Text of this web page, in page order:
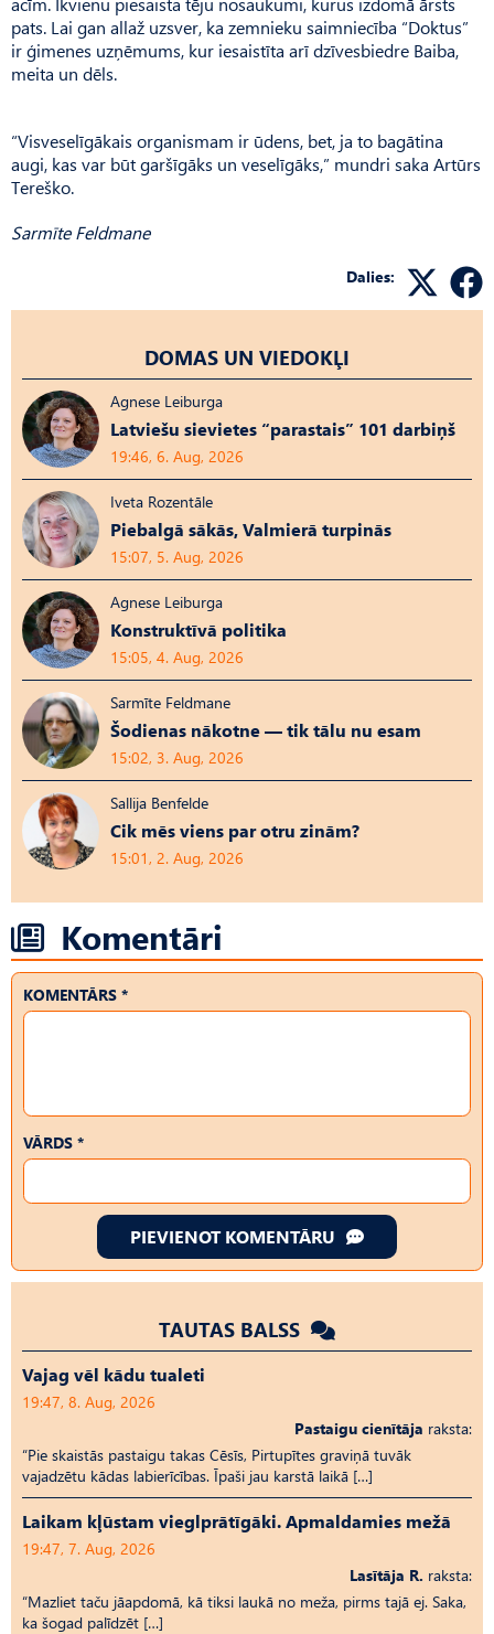
pats. Lai gan allaž uzsver, ka zemnieku saimniecība “Doktus”
ir ģimenes uzņēmums, kur iesaistīta arī dzīvesbiedre Baiba,
meita un dēls.
“Visveselīgākais organismam ir ūdens, bet, ja to bagātina
augi, kas var būt garšīgāks un veselīgāks,” mundri saka Artūrs
Tereško.
Sarmīte Feldmane
Dalies:
DOMAS UN VIEDOKĻI
Agnese Leiburga
Latviešu sievietes “parastais” 101 darbiņš
19:46, 6. Aug, 2026
Iveta Rozentāle
Piebalgā sākās, Valmierā turpinās
15:07, 5. Aug, 2026
Agnese Leiburga
Konstruktīvā politika
15:05, 4. Aug, 2026
Sarmīte Feldmane
Šodienas nākotne — tik tālu nu esam
15:02, 3. Aug, 2026
Sallija Benfelde
Cik mēs viens par otru zinām?
15:01, 2. Aug, 2026
Komentāri
KOMENTĀRS *
VĀRDS *
PIEVIENOT KOMENTĀRU
TAUTAS BALSS
Vajag vēl kādu tualeti
19:47, 8. Aug, 2026
Pastaigu cienītāja raksta:
“Pie skaistās pastaigu takas Cēsīs, Pirtupītes graviņā tuvāk
vajadzētu kādas labierīcības. Īpaši jau karstā laikā […]
Laikam kļūstam vieglprātīgāki. Apmaldamies mežā
19:47, 7. Aug, 2026
Lasītāja R. raksta:
“Mazliet taču jāapdomā, kā tiksi laukā no meža, pirms tajā ej. Saka,
ka šogad palīdzēt […]